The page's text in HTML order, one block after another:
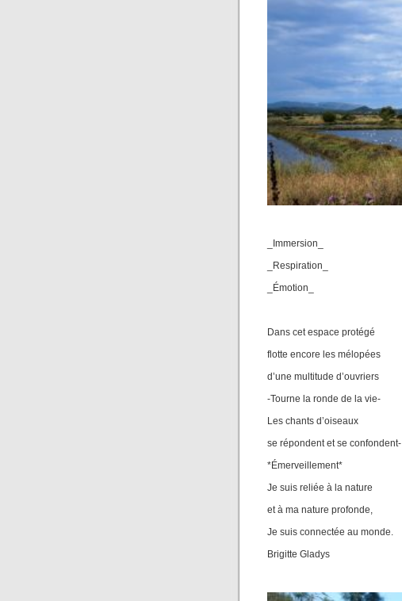
_Immersion_
_Respiration_
_Émotion_
Dans cet espace protégé
flotte encore les mélopées
d’une multitude d’ouvriers
-Tourne la ronde de la vie-
Les chants d’oiseaux
se répondent et se confondent-
*Émerveillement*
Je suis reliée à la nature
et à ma nature profonde,
Je suis connectée au monde.
Brigitte Gladys